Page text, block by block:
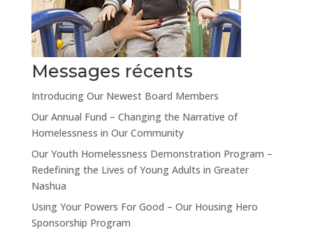
Messages récents
Introducing Our Newest Board Members
Our Annual Fund – Changing the Narrative of
Homelessness in Our Community
Our Youth Homelessness Demonstration Program –
Redefining the Lives of Young Adults in Greater
Nashua
Using Your Powers For Good – Our Housing Hero
Sponsorship Program